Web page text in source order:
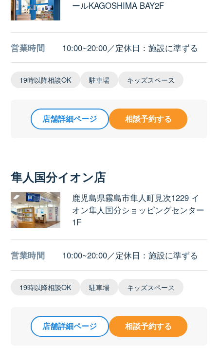
ールKAGOSHIMA BAY2F
営業時間 10:00~20:00／定休日：施設に準ずる
19時以降相談OK 駐車場 キッズスペース
店舗詳細ページ 相談予約する
隼人国分イオン店
鹿児島県霧島市隼人町見次1229 イ
オン隼人国分ショッピングセンター
1F
営業時間 10:00~20:00／定休日：施設に準ずる
19時以降相談OK 駐車場 キッズスペース
店舗詳細ページ 相談予約する